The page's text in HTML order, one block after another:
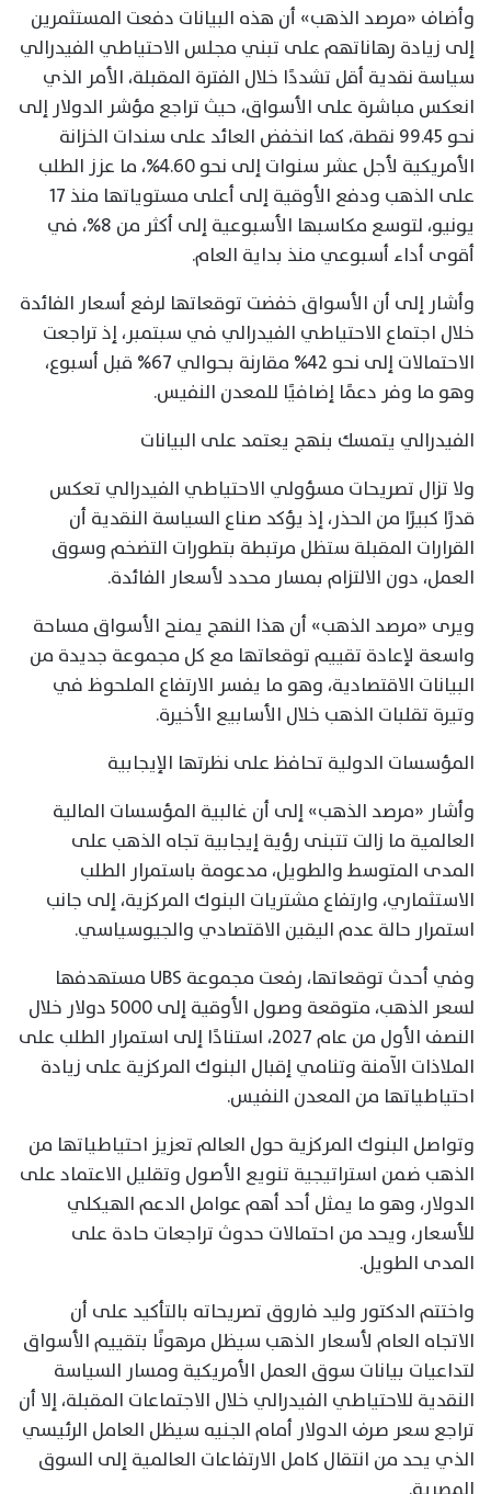
وأضاف «مرصد الذهب» أن هذه البيانات دفعت المستثمرين
إلى زيادة رهاناتهم على تبني مجلس الاحتياطي الفيدرالي
سياسة نقدية أقل تشددًا خلال الفترة المقبلة، الأمر الذي
انعكس مباشرة على الأسواق، حيث تراجع مؤشر الدولار إلى
نحو 99.45 نقطة، كما انخفض العائد على سندات الخزانة
الأمريكية لأجل عشر سنوات إلى نحو 4.60%، ما عزز الطلب
على الذهب ودفع الأوقية إلى أعلى مستوياتها منذ 17
يونيو، لتوسع مكاسبها الأسبوعية إلى أكثر من 8%، في
أقوى أداء أسبوعي منذ بداية العام.
وأشار إلى أن الأسواق خفضت توقعاتها لرفع أسعار الفائدة
خلال اجتماع الاحتياطي الفيدرالي في سبتمبر، إذ تراجعت
الاحتمالات إلى نحو 42% مقارنة بحوالي 67% قبل أسبوع،
وهو ما وفر دعمًا إضافيًا للمعدن النفيس.
الفيدرالي يتمسك بنهج يعتمد على البيانات
ولا تزال تصريحات مسؤولي الاحتياطي الفيدرالي تعكس
قدرًا كبيرًا من الحذر، إذ يؤكد صناع السياسة النقدية أن
القرارات المقبلة ستظل مرتبطة بتطورات التضخم وسوق
العمل، دون الالتزام بمسار محدد لأسعار الفائدة.
ويرى «مرصد الذهب» أن هذا النهج يمنح الأسواق مساحة
واسعة لإعادة تقييم توقعاتها مع كل مجموعة جديدة من
البيانات الاقتصادية، وهو ما يفسر الارتفاع الملحوظ في
وتيرة تقلبات الذهب خلال الأسابيع الأخيرة.
المؤسسات الدولية تحافظ على نظرتها الإيجابية
وأشار «مرصد الذهب» إلى أن غالبية المؤسسات المالية
العالمية ما زالت تتبنى رؤية إيجابية تجاه الذهب على
المدى المتوسط والطويل، مدعومة باستمرار الطلب
الاستثماري، وارتفاع مشتريات البنوك المركزية، إلى جانب
استمرار حالة عدم اليقين الاقتصادي والجيوسياسي.
وفي أحدث توقعاتها، رفعت مجموعة UBS مستهدفها
لسعر الذهب، متوقعة وصول الأوقية إلى 5000 دولار خلال
النصف الأول من عام 2027، استنادًا إلى استمرار الطلب على
الملاذات الآمنة وتنامي إقبال البنوك المركزية على زيادة
احتياطياتها من المعدن النفيس.
وتواصل البنوك المركزية حول العالم تعزيز احتياطياتها من
الذهب ضمن استراتيجية تنويع الأصول وتقليل الاعتماد على
الدولار، وهو ما يمثل أحد أهم عوامل الدعم الهيكلي
للأسعار، ويحد من احتمالات حدوث تراجعات حادة على
المدى الطويل.
واختتم الدكتور وليد فاروق تصريحاته بالتأكيد على أن
الاتجاه العام لأسعار الذهب سيظل مرهونًا بتقييم الأسواق
لتداعيات بيانات سوق العمل الأمريكية ومسار السياسة
النقدية للاحتياطي الفيدرالي خلال الاجتماعات المقبلة، إلا أن
تراجع سعر صرف الدولار أمام الجنيه سيظل العامل الرئيسي
الذي يحد من انتقال كامل الارتفاعات العالمية إلى السوق